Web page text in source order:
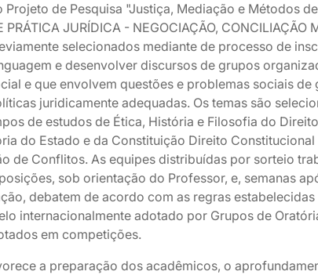
Projeto de Pesquisa "Justiça, Mediação e Métodos
PRÁTICA JURÍDICA - NEGOCIAÇÃO, CONCILIAÇÃO
selecionados mediante de processo de
e desenvolver discursos de grupos
e que envolvem questões e problemas sociais
juridicamente adequadas. Os temas são
de estudos de Ética, História e Filosofia do
do Estado e da Constituição Direito
de Conflitos. As equipes distribuídas por sorteio
sob orientação do Professor, e, semanas
debatem de acordo com as regras
internacionalmente adotado por Grupos de
em competições.
a preparação dos acadêmicos, o